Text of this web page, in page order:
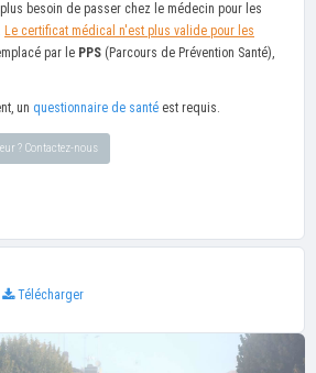
besoin de passer chez le médecin pour les
Le certificat médical n'est plus valide pour les
par le PPS (Parcours de Prévention Santé),
un questionnaire de santé est requis.
? Contactez-nous
Télécharger